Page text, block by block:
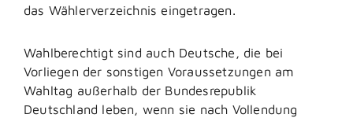
das Wählerverzeichnis eingetragen.
Wahlberechtigt sind auch Deutsche, die bei
Vorliegen der sonstigen Voraussetzungen am
Wahltag außerhalb der Bundesrepublik
Deutschland leben, wenn sie nach Vollendung